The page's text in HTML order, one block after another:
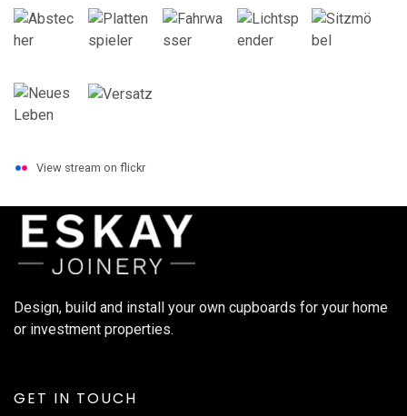
View stream on flickr
Design, build and install your own cupboards for your home
or investment properties.
GET IN TOUCH